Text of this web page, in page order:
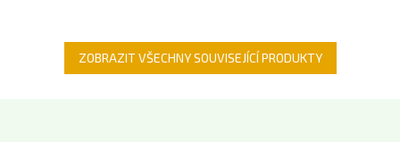
ZOBRAZIT VŠECHNY SOUVISEJÍCÍ PRODUKTY